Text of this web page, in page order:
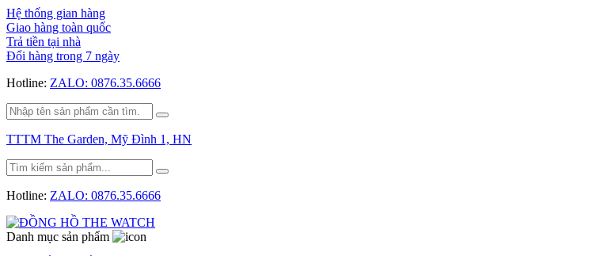
Hệ thống gian hàng
Giao hàng toàn quốc
Trả tiền tại nhà
Đổi hàng trong 7 ngày
Hotline: ZALO: 0876.35.6666
TTTM The Garden, Mỹ Đình 1, HN
Hotline: ZALO: 0876.35.6666
Danh mục sản phẩm